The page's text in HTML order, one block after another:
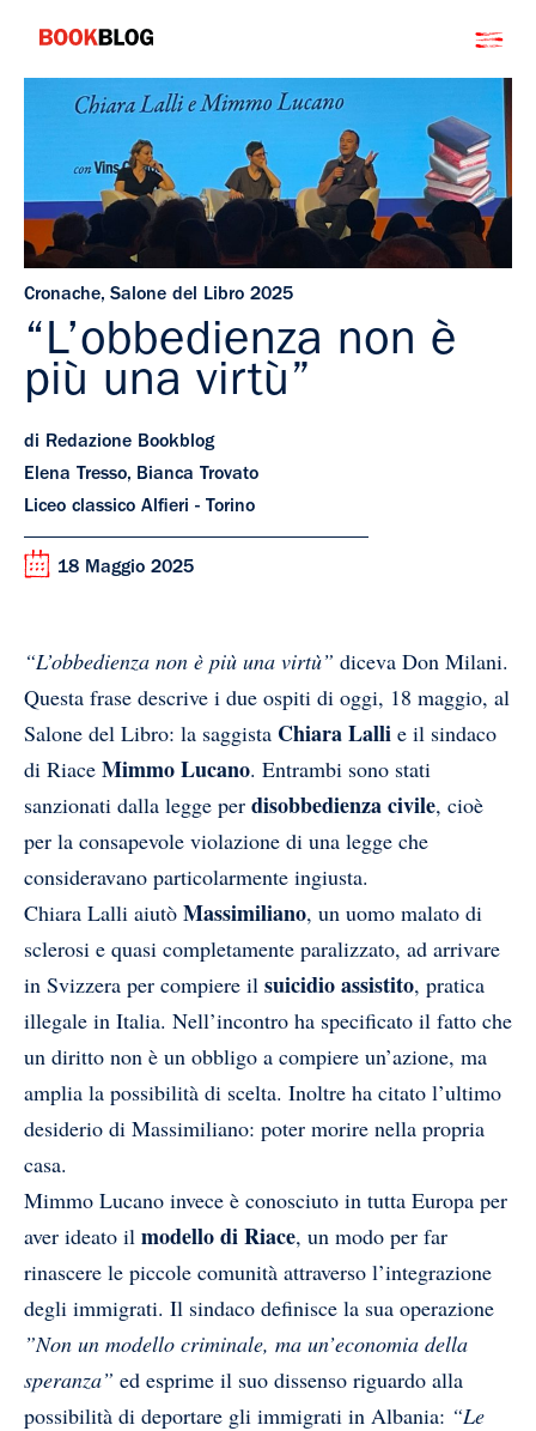
contenuto
Bookblog
Cronache, Salone del Libro 2025
“L’obbedienza non è
più una virtù”
di Redazione Bookblog
Elena Tresso, Bianca Trovato
Liceo classico Alfieri - Torino
18 Maggio 2025
“L’obbedienza non è più una virtù” diceva Don Milani.
Questa frase descrive i due ospiti di oggi, 18 maggio, al
Salone del Libro: la saggista Chiara Lalli e il sindaco
di Riace Mimmo Lucano. Entrambi sono stati
sanzionati dalla legge per disobbedienza civile, cioè
per la consapevole violazione di una legge che
consideravano particolarmente ingiusta.
Chiara Lalli aiutò Massimiliano, un uomo malato di
sclerosi e quasi completamente paralizzato, ad arrivare
in Svizzera per compiere il suicidio assistito, pratica
illegale in Italia. Nell’incontro ha specificato il fatto che
un diritto non è un obbligo a compiere un’azione, ma
amplia la possibilità di scelta. Inoltre ha citato l’ultimo
desiderio di Massimiliano: poter morire nella propria
casa.
Mimmo Lucano invece è conosciuto in tutta Europa per
aver ideato il modello di Riace, un modo per far
rinascere le piccole comunità attraverso l’integrazione
degli immigrati. Il sindaco definisce la sua operazione
”Non un modello criminale, ma un’economia della
speranza” ed esprime il suo dissenso riguardo alla
possibilità di deportare gli immigrati in Albania: “Le